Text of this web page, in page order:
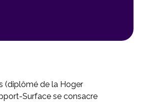
(diplômé de la Hoger
Surface se consacre